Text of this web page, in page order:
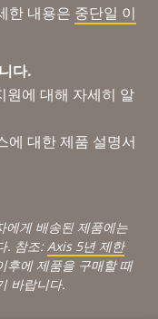
한 내용은 중단일 이
다.
원에 대해 자세히 알
에 대한 제품 설명서
에게 배송된 제품에는
. 참조: Axis 5년 제한
후에 제품을 구매할 때
바랍니다.